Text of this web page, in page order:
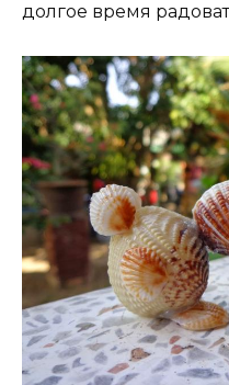
долгое время